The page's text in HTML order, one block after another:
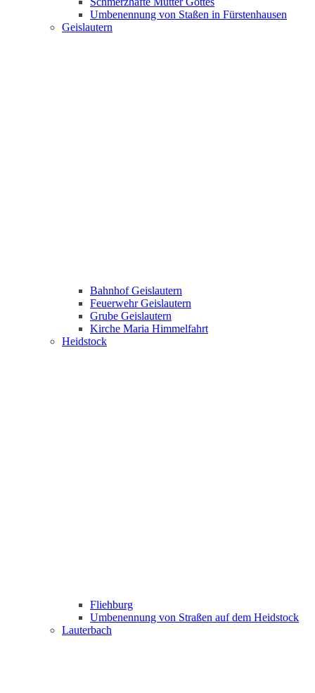
Umbenennung von Staßen in Fürstenhausen
Geislautern
Bahnhof Geislautern
Feuerwehr Geislautern
Grube Geislautern
Kirche Maria Himmelfahrt
Heidstock
Fliehburg
Umbenennung von Straßen auf dem Heidstock
Lauterbach